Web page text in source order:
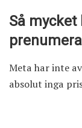
Så mycket
Meta har inte
absolut inga